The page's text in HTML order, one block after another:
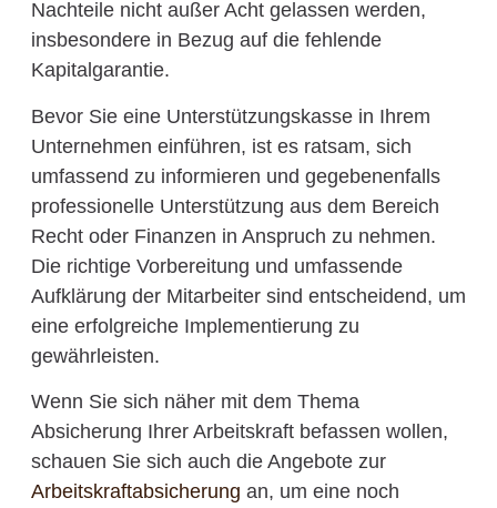
Nachteile nicht außer Acht gelassen werden,
insbesondere in Bezug auf die fehlende
Kapitalgarantie.
Bevor Sie eine Unterstützungskasse in Ihrem
Unternehmen einführen, ist es ratsam, sich
umfassend zu informieren und gegebenenfalls
professionelle Unterstützung aus dem Bereich
Recht oder Finanzen in Anspruch zu nehmen.
Die richtige Vorbereitung und umfassende
Aufklärung der Mitarbeiter sind entscheidend, um
eine erfolgreiche Implementierung zu
gewährleisten.
Wenn Sie sich näher mit dem Thema
Absicherung Ihrer Arbeitskraft befassen wollen,
schauen Sie sich auch die Angebote zur
Arbeitskraftabsicherung an, um eine noch